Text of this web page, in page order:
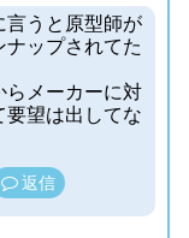
言うと原型師が
ップされてた
らメーカーに対
要望は出してな
返信